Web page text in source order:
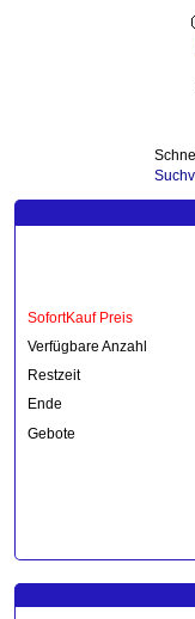
SofortKauf Preis
Verfügbare Anzahl
Restzeit
Ende
Gebote